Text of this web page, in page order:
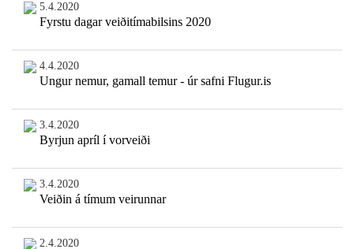
5.4.2020
Fyrstu dagar veiðitímabilsins 2020
4.4.2020
Ungur nemur, gamall temur - úr safni Flugur.is
3.4.2020
Byrjun apríl í vorveiði
3.4.2020
Veiðin á tímum veirunnar
2.4.2020